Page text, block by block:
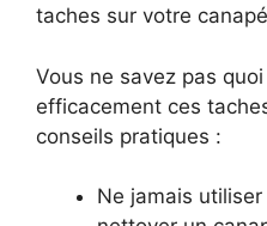
taches sur votre
Vous ne savez pas
efficacement ces
conseils pratiques :
Ne jamais utiliser